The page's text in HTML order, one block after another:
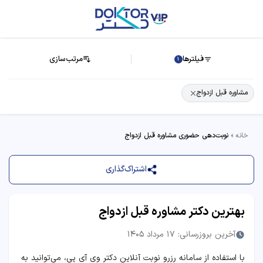
فیلترها 1 مرتب‌سازی
مشاوره قبل ازدواج
خانه نوبت‌دهی حضوری مشاوره قبل ازدواج
اشتراک‌گذاری
بهترین دکتر مشاوره قبل ازدواج
آخرین بروزرسانی: 17 مرداد 1405
با استفاده از سامانه رزرو نوبت آنلاین دکتر وی آی پی، می‌توانید به